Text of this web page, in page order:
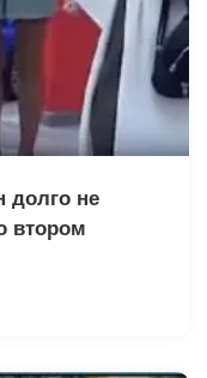
долго не
втором